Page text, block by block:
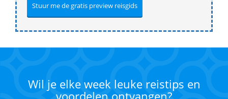
Wil je elke week leuke reistips en